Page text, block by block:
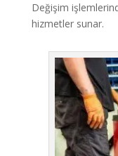
Değişim
hizmetler sunar.